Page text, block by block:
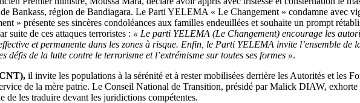
région de Bandiagara. Le Parti YELEMA « Le Changement » condamne avec
» présente ses sincères condoléances aux familles endeuillées et souhaite un prompt
suite de ces attaques terroristes : « Le parti YELEMA (Le Changement) encourage les
et permanente dans les zones à risque. Enfin, le Parti YELEMA invite l’ensemble
défis de la lutte contre le terrorisme et l’extrémisme sur toutes ses formes ».
il invite les populations à la sérénité et à rester mobilisées derrière les Autorités et les
de la mère patrie. Le Conseil National de Transition, présidé par Malick DIAW,
de les traduire devant les juridictions compétentes.